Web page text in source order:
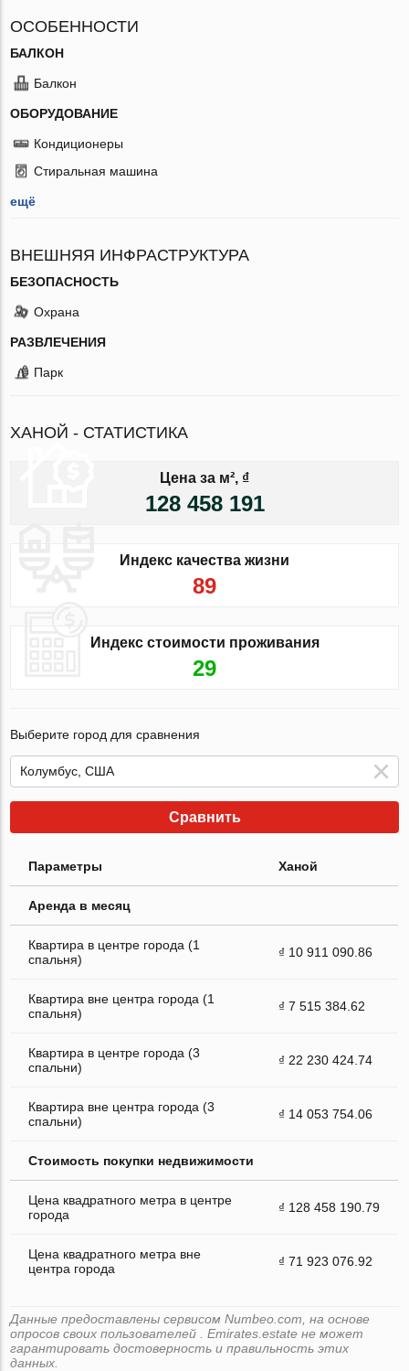
ОСОБЕННОСТИ
БАЛКОН
Балкон
ОБОРУДОВАНИЕ
Кондиционеры
Стиральная машина
ещё
ВНЕШНЯЯ ИНФРАСТРУКТУРА
БЕЗОПАСНОСТЬ
Охрана
РАЗВЛЕЧЕНИЯ
Парк
ХАНОЙ - СТАТИСТИКА
Цена за м², ₫
128 458 191
Индекс качества жизни
89
Индекс стоимости проживания
29
Выберите город для сравнения
Сравнить
Параметры Ханой
Аренда в месяц
Квартира в центре города (1
спальня)
₫ 10 911 090.86
Квартира вне центра города (1
спальня)
₫ 7 515 384.62
Квартира в центре города (3
спальни)
₫ 22 230 424.74
Квартира вне центра города (3
спальни)
₫ 14 053 754.06
Стоимость покупки недвижимости
Цена квадратного метра в центре
города
₫ 128 458 190.79
Цена квадратного метра вне
центра города
₫ 71 923 076.92
Данные предоставлены сервисом Numbeo.com, на основе
опросов своих пользователей . Emirates.estate не может
гарантировать достоверность и правильность этих
данных.